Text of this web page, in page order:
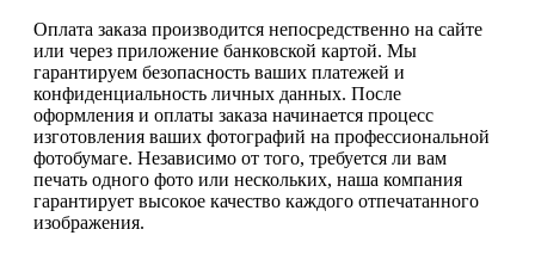
Оплата заказа производится непосредственно на сайте
или через приложение банковской картой. Мы
гарантируем безопасность ваших платежей и
конфиденциальность личных данных. После
оформления и оплаты заказа начинается процесс
изготовления ваших фотографий на профессиональной
фотобумаге. Независимо от того, требуется ли вам
печать одного фото или нескольких, наша компания
гарантирует высокое качество каждого отпечатанного
изображения.